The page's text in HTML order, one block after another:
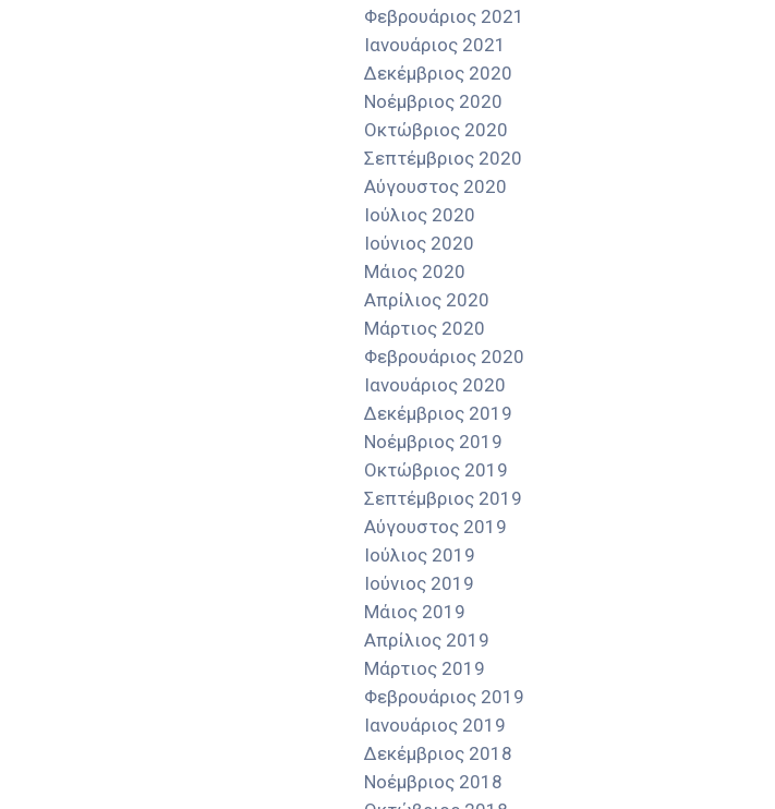
Φεβρουάριος 2021
Ιανουάριος 2021
Δεκέμβριος 2020
Νοέμβριος 2020
Οκτώβριος 2020
Σεπτέμβριος 2020
Αύγουστος 2020
Ιούλιος 2020
Ιούνιος 2020
Μάιος 2020
Απρίλιος 2020
Μάρτιος 2020
Φεβρουάριος 2020
Ιανουάριος 2020
Δεκέμβριος 2019
Νοέμβριος 2019
Οκτώβριος 2019
Σεπτέμβριος 2019
Αύγουστος 2019
Ιούλιος 2019
Ιούνιος 2019
Μάιος 2019
Απρίλιος 2019
Μάρτιος 2019
Φεβρουάριος 2019
Ιανουάριος 2019
Δεκέμβριος 2018
Νοέμβριος 2018